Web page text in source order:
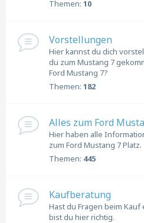
Themen: 10
Vorstellungen
Hier kannst du dich
du zum Mustang 7
Ford Mustang 7?
Themen: 182
Alles zum Ford
Hier haben alle
zum Ford Mustang 7 Platz.
Themen: 445
Kaufberatung
Hast du Fragen beim
bist du hier richtig.